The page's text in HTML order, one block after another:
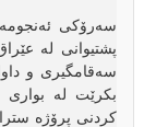
سەرۆکی
پشتیوانی لە
سەقامگیری و
بکرێت لە بواری
کردنی پرۆژە